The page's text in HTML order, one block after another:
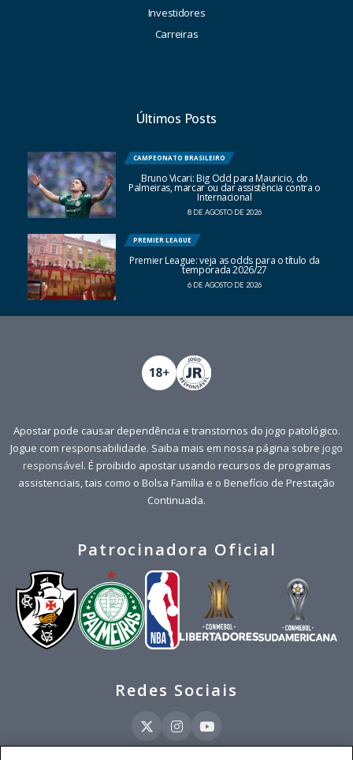
Investidores
Carreiras
Últimos Posts
CAMPEONATO BRASILEIRO
Bruno Vicari: Big Odd para Mauricio, do
Palmeiras, marcar ou dar assistência contra o
Internacional
8 DE AGOSTO DE 2026
PREMIER LEAGUE
Premier League: veja as odds para o título da
temporada 2026/27
6 DE AGOSTO DE 2026
Apostar pode causar dependência e transtornos do jogo patológico.
Jogue com responsabilidade. Saiba mais em nossa página sobre jogo
responsável. É proibido apostar usando recursos de programas
assistenciais, tais como o Bolsa Família e o Benefício de Prestação
Continuada.
Patrocinadora Oficial
Redes Sociais